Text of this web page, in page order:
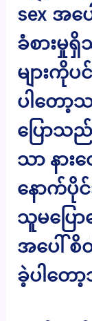
sex အ
ခံစားမှု
များကို
ပါတော့
ပြောသ
သာ နား
နောက်ပို
သူမပြော
အပေါ် စိ
ခဲ့ပါတေ